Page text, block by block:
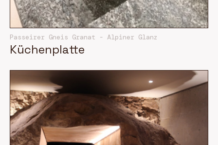
Passeirer Gneis Granat - Alpiner Glanz
Küchenplatte